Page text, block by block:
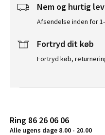
Nem og hurtig
Afsendelse inden for
Fortryd dit køb
Fortryd køb,
Ring 86 26 06 06
Alle ugens dage 8.00 - 20.00